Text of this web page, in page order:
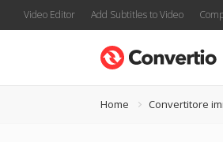
Video Editor Add Subtitles to Video
Home Convertitore